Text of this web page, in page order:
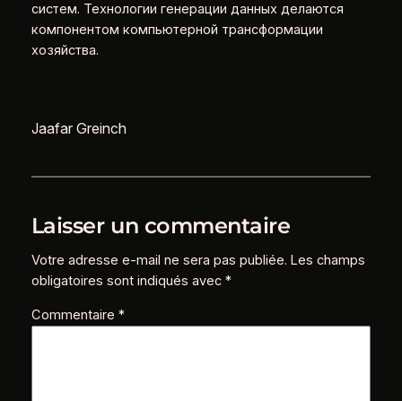
систем. Технологии генерации данных делаются
компонентом компьютерной трансформации
хозяйства.
Jaafar Greinch
Laisser un commentaire
Votre adresse e-mail ne sera pas publiée. Les champs
obligatoires sont indiqués avec *
Commentaire *